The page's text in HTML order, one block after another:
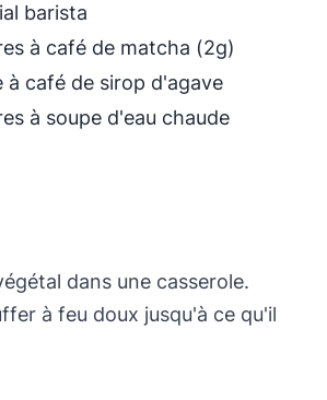
barista
à café de matcha (2g)
à café de sirop d'agave
à soupe d'eau chaude
dans une casserole.
à feu doux jusqu'à ce qu'il